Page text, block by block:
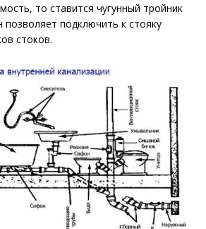
то ставится чугунный тройник
позволяет подключить к стояку
стоков.